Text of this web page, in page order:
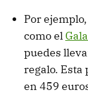
Por
como el
puedes
regalo.
en 459